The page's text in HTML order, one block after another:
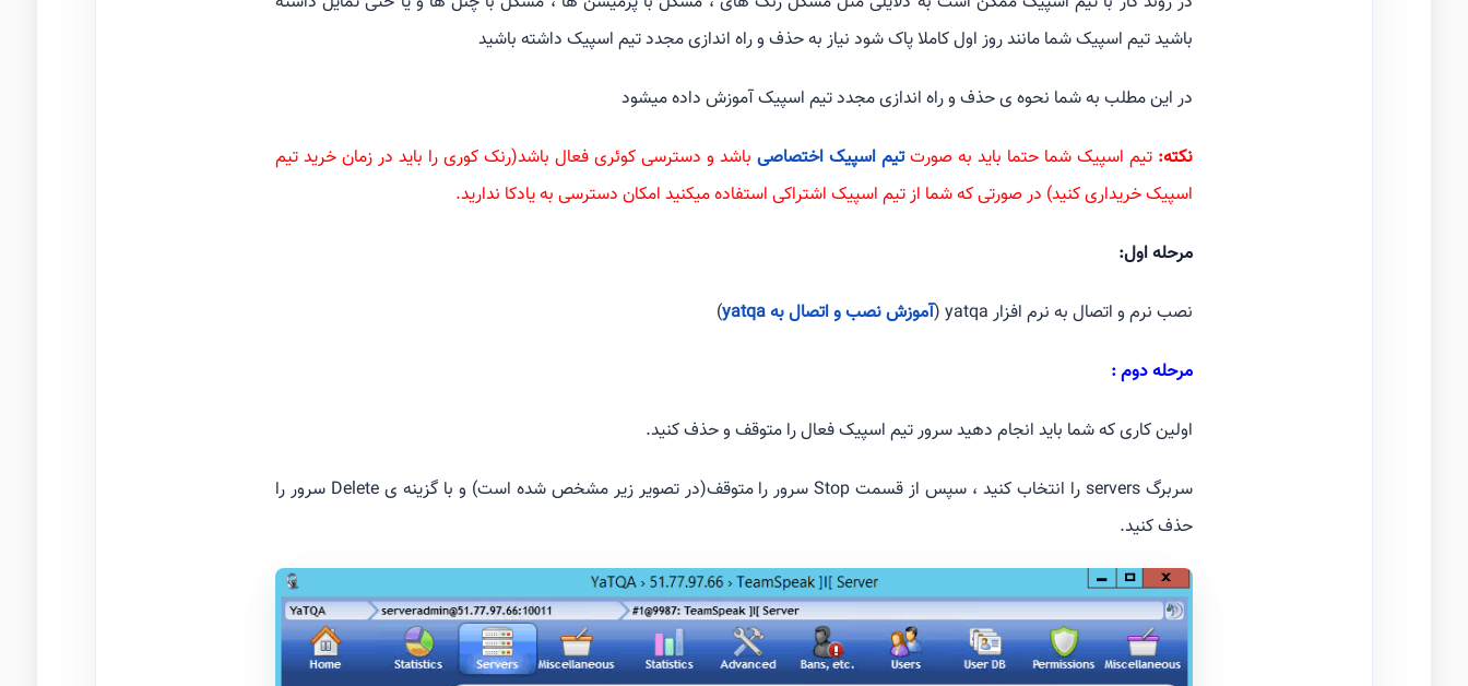
باشید تیم اسپیک شما مانند روز اول کاملا پاک شود نیاز به حذف و راه اندازی مجدد تیم اسپیک داشته باشید
در این مطلب به شما نحوه ی حذف و راه اندازی مجدد تیم اسپیک آموزش داده میشود
نکته: تیم اسپیک شما حتما باید به صورتتیم اسپیک اختصاصیباشد و دسترسی کوئری فعال باشد(رنک کوری را باید در زمان خرید تیم
اسپیک خریداری کنید) در صورتی که شما از تیم اسپیک اشتراکی استفاده میکنید امکان دسترسی به یادکا ندارید.
مرحله اول:
نصب نرم و اتصال به نرم افزار yatqa ( آموزش نصب و اتصال به yatqa )
مرحله دوم :
اولین کاری که شما باید انجام دهید سرور تیم اسپیک فعال را متوقف و حذف کنید.
سربرگ servers را انتخاب کنید ، سپس از قسمت Stop سرور را متوقف(در تصویر زیر مشخص شده است) و با گزینه ی Delete سرور را
حذف کنید.